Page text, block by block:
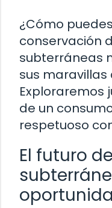
¿Cómo
conservación
subterráneas
sus maravillas
Exploraremos
de un
respetuoso
El futuro